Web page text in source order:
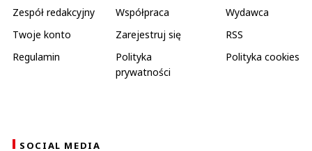
Zespół redakcyjny Współpraca
Wydawca
Twoje konto
Zarejestruj się
RSS
Regulamin
Polityka
prywatności
Polityka cookies
SOCIAL MEDIA